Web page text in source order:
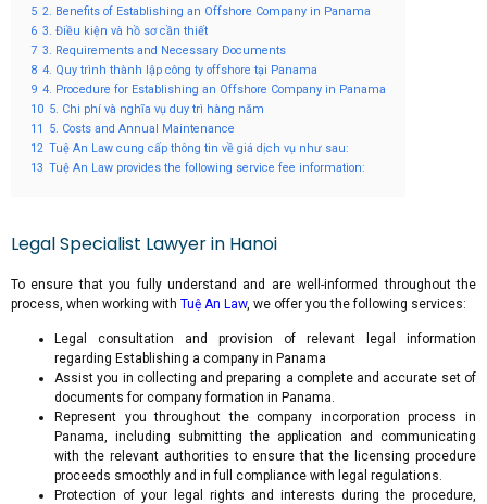
5 2. Benefits of Establishing an Offshore Company in Panama
6 3. Điều kiện và hồ sơ cần thiết
7 3. Requirements and Necessary Documents
8 4. Quy trình thành lập công ty offshore tại Panama
9 4. Procedure for Establishing an Offshore Company in Panama
10 5. Chi phí và nghĩa vụ duy trì hàng năm
11
5. Costs and Annual Maintenance
12 Tuệ An Law cung cấp thông tin về giá dịch vụ như sau:
13 Tuệ An Law provides the following service fee information:
Legal Specialist Lawyer in Hanoi
To ensure that you fully understand and are well-informed throughout the
process, when working with Tuệ An Law, we offer you the following services:
Legal consultation and provision of relevant legal information
regarding Establishing a company in Panama
Assist you in collecting and preparing a complete and accurate set of
documents for company formation in Panama.
Represent you throughout the company incorporation process in
Panama, including submitting the application and communicating
with the relevant authorities to ensure that the licensing procedure
proceeds smoothly and in full compliance with legal regulations.
Protection of your legal rights and interests during the procedure,